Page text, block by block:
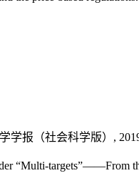
报（社会科学版）,
“Multi-targets”——From